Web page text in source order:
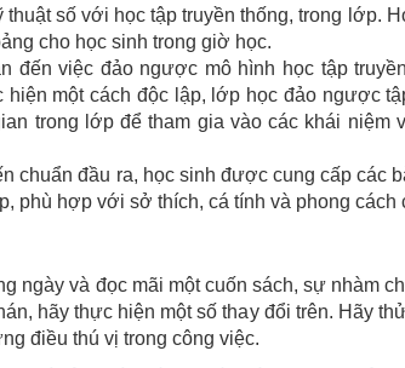
số với học tập truyền thống, trong lớp.
cho học sinh trong giờ học.
đến việc đảo ngược mô hình học tập
một cách độc lập, lớp học đảo ngược
trong lớp để tham gia vào các khái niệm
chuẩn đầu ra, học sinh được cung cấp các
phù hợp với sở thích, cá tính và phong
ngày và đọc mãi một cuốn sách, sự nhàm
hãy thực hiện một số thay đổi trên. Hãy
điều thú vị trong công việc.